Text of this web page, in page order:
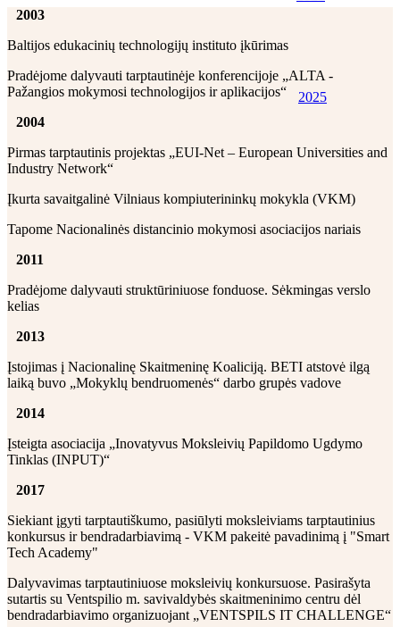
2025
2003
Baltijos edukacinių technologijų instituto įkūrimas
Pradėjome dalyvauti tarptautinėje konferencijoje „ALTA -
Pažangios mokymosi technologijos ir aplikacijos“
2004
Pirmas tarptautinis projektas „EUI-Net – European Universities and
Industry Network“
Įkurta savaitgalinė Vilniaus kompiuterininkų mokykla (VKM)
Tapome Nacionalinės distancinio mokymosi asociacijos nariais
2011
Pradėjome dalyvauti struktūriniuose fonduose. Sėkmingas verslo
kelias
2013
Įstojimas į Nacionalinę Skaitmeninę Koaliciją. BETI atstovė ilgą
laiką buvo „Mokyklų bendruomenės“ darbo grupės vadove
2014
Įsteigta asociacija „Inovatyvus Moksleivių Papildomo Ugdymo
Tinklas (INPUT)“
2017
Siekiant įgyti tarptautiškumo, pasiūlyti moksleiviams tarptautinius
konkursus ir bendradarbiavimą - VKM pakeitė pavadinimą į "Smart
Tech Academy"
Dalyvavimas tarptautiniuose moksleivių konkursuose. Pasirašyta
sutartis su Ventspilio m. savivaldybės skaitmeninimo centru dėl
bendradarbiavimo organizuojant „VENTSPILS IT CHALLENGE“